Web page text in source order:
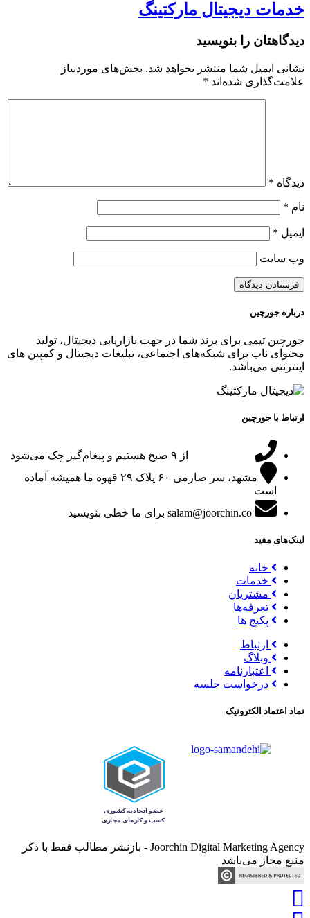
خدمات دیجیتال مارکتینگ
دیدگاهتان را بنویسید
نشانی ایمیل شما منتشر نخواهد شد. بخش‌های موردنیاز
علامت‌گذاری شده‌اند *
دیدگاه *
نام *
ایمیل *
وب‌ سایت
درباره جورچین
جورچین تیمی برای برند شما در جهت بازاریابی دیجیتال، تولید
محتوای ناب برای شبکه‌های اجتماعی، تبلیغات دیجیتال و کمپین های
اینترنتی می‌باشد.
ارتباط با جورچین
از ۹ صبح هستیم و پیغام‌گیر چک می‌شود
مشهد، سر صارمی ۶۰ پلاک ۲۹
قهوه ما همیشه آماده
است
salam@joorchin.co برای ما خطی بنویسید
لینک‌های مفید
خانه
خدمات
مشتریان
تعرفه‌ها
پکیج ها
ارتباط
وبلاگ
اعتبارنامه
درخواست جلسه
نماد اعتماد الکترونیک
Joorchin Digital Marketing Agency - بازنشر مطالب فقط با ذکر
منبع مجاز می‌باشد